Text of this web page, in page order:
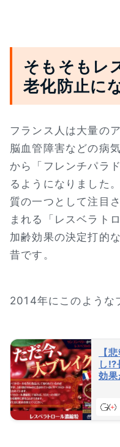
そもそもレ
老化防止に
フランス人は大量の
脳血管障害などの病
から「フレンチパラ
るようになりました
質の一つとして注目
まれる「レスベラト
加齢効果の決定打的
昔です。
2014年にこのような
【
し⁉
効